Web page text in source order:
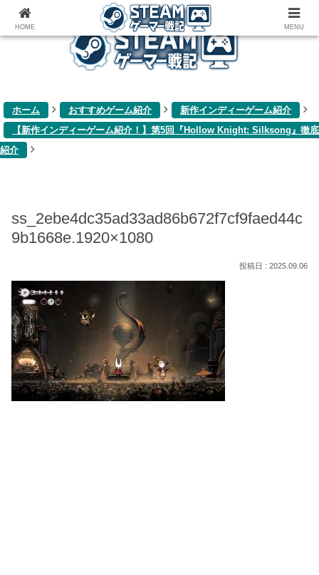
ゲーム関連雑記ブログ
ホーム おすすめゲーム紹介
新作インディーゲーム紹介
【新作インディーゲーム紹介！】第5回『Hollow Knight: Silksong』徹底
紹介
ss_2ebe4dc35ad33ad86b672f7cf9faed44c
9b1668e.1920×1080
2025.09.06
HOME MENU